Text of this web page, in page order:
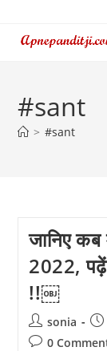
content
#sant
> #sant
जानिए कब
2022,
!!￼
Post
author:
sonia
Post0